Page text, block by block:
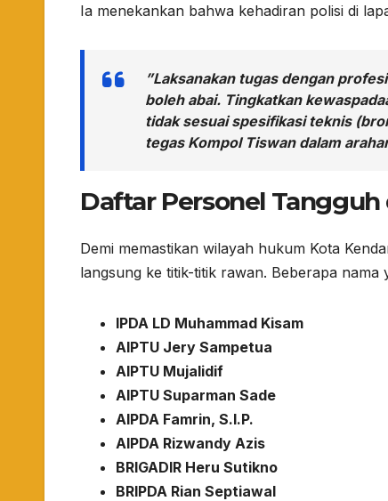
Ia menekankan bahwa kehadiran polisi di
​”Laksanakan tugas dengan
boleh abai. Tingkatkan
tidak sesuai spesifikasi teknis
tegas Kompol Tiswan dalam
Daftar Personel Tangguh
​Demi memastikan wilayah hukum Kota
langsung ke titik-titik rawan. Beberapa
IPDA LD Muhammad Kisam
AIPTU Jery Sampetua
AIPTU Mujalidif
AIPTU Suparman Sade
AIPDA Famrin, S.I.P.
AIPDA Rizwandy Azis
BRIGADIR Heru Sutikno
BRIPDA Rian Septiawal